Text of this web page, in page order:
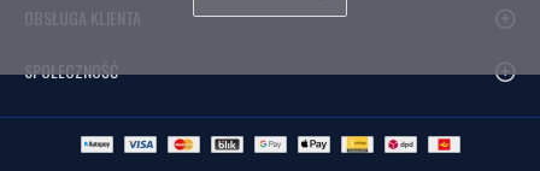
OBSŁUGA KLIENTA
SPOŁECZNOŚĆ